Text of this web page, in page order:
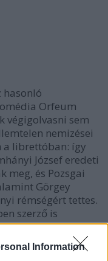
Information
hasonló
Orfeum
végigolvasni sem
nemizései
a librettóban: így
József eredeti
és Pozsgai
Görgey
rémségért tettes.
szerző is
mennyire
a